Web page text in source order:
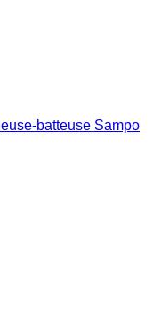
batteuse Sampo